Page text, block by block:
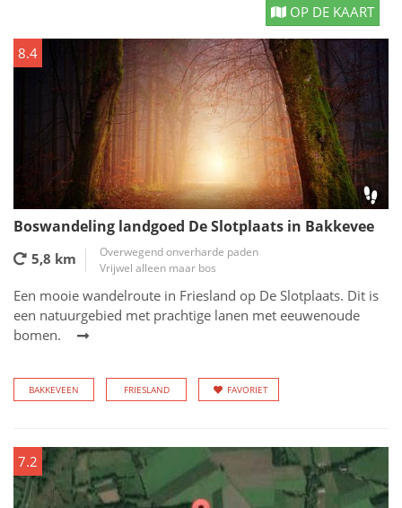
OP DE KAART
8.4
Boswandeling landgoed De Slotplaats in Bakkevee
5,8 km
Overwegend onverharde paden
Vrijwel alleen maar bos
Een mooie wandelroute in Friesland op De Slotplaats. Dit is
een natuurgebied met prachtige lanen met eeuwenoude
bomen.
BAKKEVEEN FRIESLAND FAVORIET
7.2